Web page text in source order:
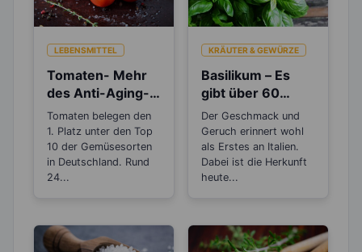
LEBENSMITTEL
Tomaten- Mehr
des Anti-Aging-
Stoffs Lycopin
durchs
Einkochen?
Tomaten belegen den
1. Platz unter den Top
10 der Gemüsesorten
in Deutschland. Rund
24...
KRÄUTER & GEWÜRZE
Basilikum – Es
gibt über 60
verschiedene
Arten
Der Geschmack und
Geruch erinnert wohl
als Erstes an Italien.
Dabei ist die Herkunft
heute...